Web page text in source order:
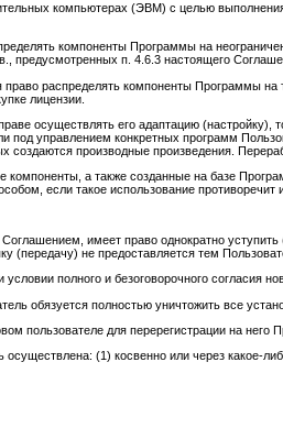
компьютерах (ЭВМ) с целью
компоненты Программы на
предусмотренных п. 4.6.3 настоящего
распределять компоненты Программы
лицензии.
осуществлять его адаптацию
под управлением конкретных программ
создаются производные произведения.
компоненты, а также созданные на базе
если такое использование
имеет право однократно
(передачу) не предоставляется тем
полного и безоговорочного
обязуется полностью уничтожить все
пользователе для перерегистрации на
(1) косвенно или через какое-